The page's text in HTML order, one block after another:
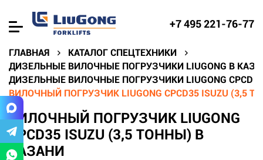
+7 495 221-76-77
ГЛАВНАЯ
КАТАЛОГ СПЕЦТЕХНИКИ
ДИЗЕЛЬНЫЕ ВИЛОЧНЫЕ ПОГРУЗЧИКИ LIUGONG В
ДИЗЕЛЬНЫЕ ВИЛОЧНЫЕ ПОГРУЗЧИКИ LIUGONG CPCD
ВИЛОЧНЫЙ ПОГРУЗЧИК LIUGONG CPCD35 ISUZU (3,5
ВИЛОЧНЫЙ ПОГРУЗЧИК LIUGONG
CPCD35 ISUZU (3,5 ТОННЫ) В
КАЗАНИ